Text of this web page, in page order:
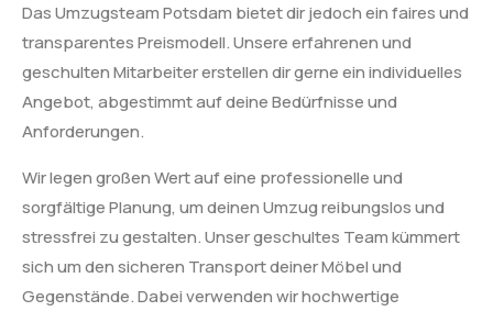
Das Umzugsteam Potsdam bietet dir jedoch ein faires und
transparentes Preismodell. Unsere erfahrenen und
geschulten Mitarbeiter erstellen dir gerne ein individuelles
Angebot, abgestimmt auf deine Bedürfnisse und
Anforderungen.
Wir legen großen Wert auf eine professionelle und
sorgfältige Planung, um deinen Umzug reibungslos und
stressfrei zu gestalten. Unser geschultes Team kümmert
sich um den sicheren Transport deiner Möbel und
Gegenstände. Dabei verwenden wir hochwertige